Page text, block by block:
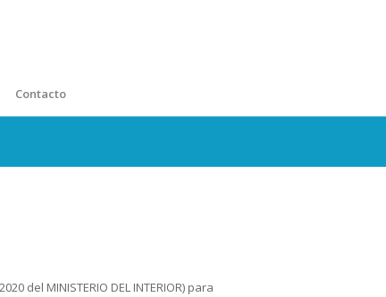
Contacto
del MINISTERIO DEL INTERIOR) para